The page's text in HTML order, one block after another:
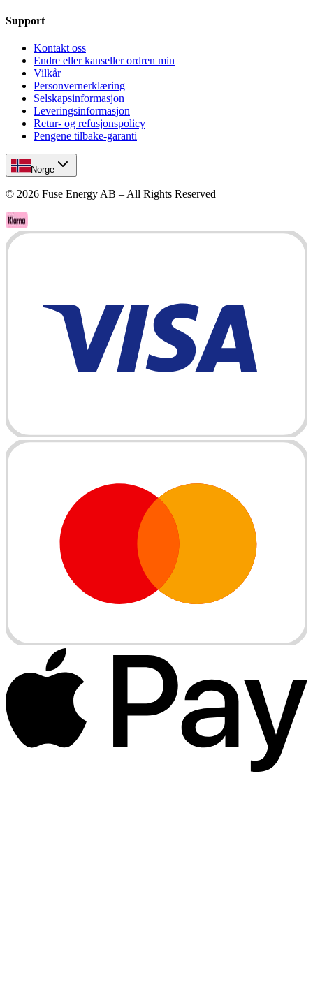
Support
Kontakt oss
Endre eller kanseller ordren min
Vilkår
Personvernerklæring
Selskapsinformasjon
Leveringsinformasjon
Retur- og refusjonspolicy
Pengene tilbake-garanti
Norge
© 2026 Fuse Energy AB – All Rights Reserved